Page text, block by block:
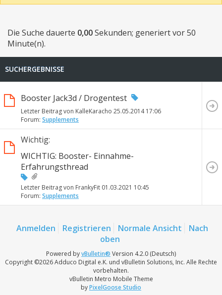
Die Suche dauerte 0,00Sekunden; generiert vor 50
Minute(n).
SUCHERGEBNISSE
Booster Jack3d / Drogentest
Letzter Beitrag von KalleKaracho 25.05.201417:06
Forum: Supplements
Wichtig:
WICHTIG: Booster- Einnahme-
Erfahrungsthread
Letzter Beitrag von FrankyFit 01.03.2021 10:45
Forum: Supplements
Anmelden Registrieren Normale Ansicht
Nach
oben
Powered byvBulletin® Version 4.2.0 (Deutsch)
Copyright ©2026 Adduco Digital e.K. und vBulletin Solutions, Inc. Alle Rechte
vorbehalten.
vBulletin Metro Mobile Theme
byPixelGoose Studio